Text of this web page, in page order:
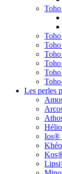
Toho
Les perles
Ios®